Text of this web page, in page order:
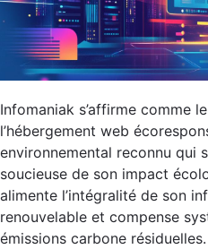
Infomaniak s’affirme comme
l’hébergement web
environnemental reconnu qui
soucieuse de son impact
alimente l’intégralité de son
renouvelable et compense
émissions carbone